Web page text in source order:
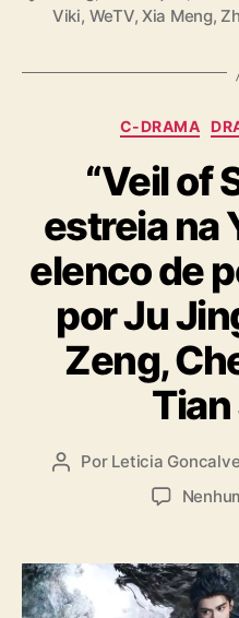
Viki, WeTV, Xia Meng,
C-DRAMA
“Veil of
estreia na
elenco de
por Ju
Zeng,
A
r
d
o
Por Leticia